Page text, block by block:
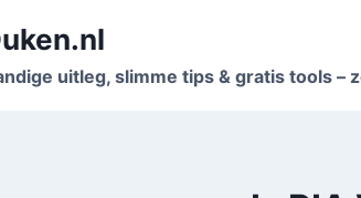
uitleg, slimme tips & gratis tools –